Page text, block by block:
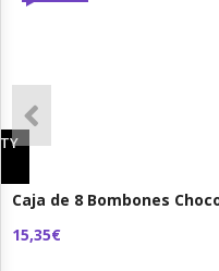
Caja de 8 Bombones
15,35€